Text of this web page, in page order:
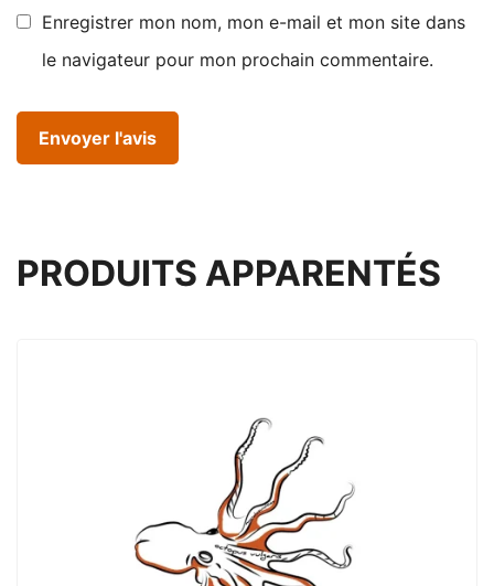
Enregistrer mon nom, mon e-mail et mon site dans
le navigateur pour mon prochain commentaire.
PRODUITS APPARENTÉS